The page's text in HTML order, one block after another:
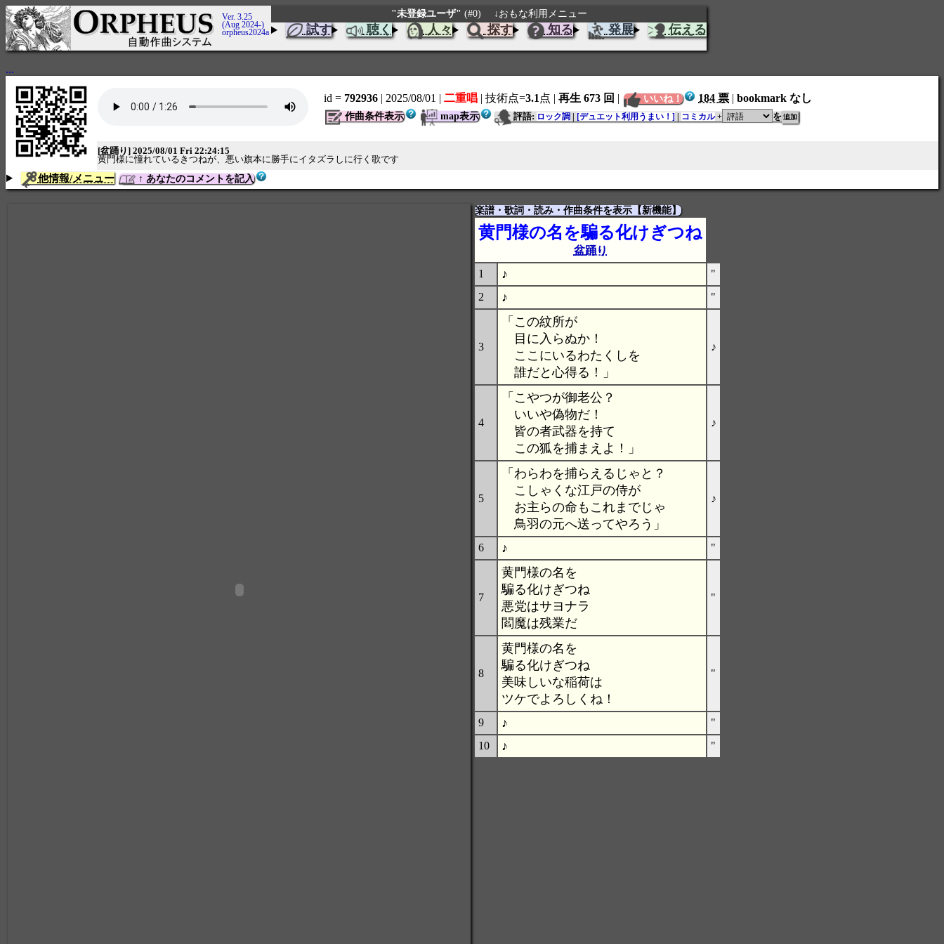
Ver. 3.25
(Aug 2024-)
orpheus2024a
"未登録ユーザ" (#0) ↓おもな利用メニュー
試す 聴く 人々 探す 知る 発展 伝える
...
id = 792936 | 2025/08/01 | 二重唱 | 技術点=3.1 点 | 再生 673 回 | いいね！ 184 票 | bookmark なし
作曲条件表示 map表示 評語: ロック調 [デュエット利用うまい！] コミカル+ を
[盆踊り] 2025/08/01 Fri 22:24:15
黄門様に憧れているきつねが、悪い旗本に勝手にイタズラしに行く歌です
他情報/メニュー ↑ あなたのコメントを記入
楽譜・歌詞・読み・作曲条件を表示【新機能】
黄門様の名を騙る化けぎつね
盆踊り
1
♪
"
2
♪ "
3
「この紋所が
目に入らぬか！
ここにいるわたくしを
誰だと心得る！」
♪
4
「こやつが御老公？
いいや偽物だ！
皆の者武器を持て
この狐を捕まえよ！」
♪
5
「わらわを捕らえるじゃと？
こしゃくな江戸の侍が
お主らの命もこれまでじゃ
鳥羽の元へ送ってやろう」
♪
6 ♪ "
7
黄門様の名を
騙る化けぎつね
悪党はサヨナラ
閻魔は残業だ
"
8
黄門様の名を
騙る化けぎつね
美味しいな稲荷は
ツケでよろしくね！
"
9 ♪
"
10
♪ "